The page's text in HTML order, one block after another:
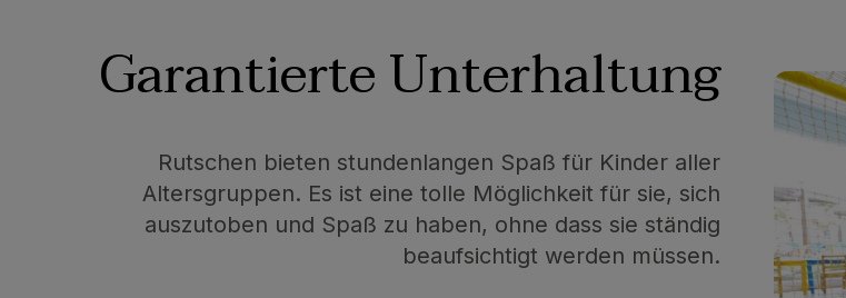
Garantierte Unterhaltung
Rutschen bieten stundenlangen Spaß für Kinder aller
Altersgruppen. Es ist eine tolle Möglichkeit für sie, sich
auszutoben und Spaß zu haben, ohne dass sie ständig
beaufsichtigt werden müssen.